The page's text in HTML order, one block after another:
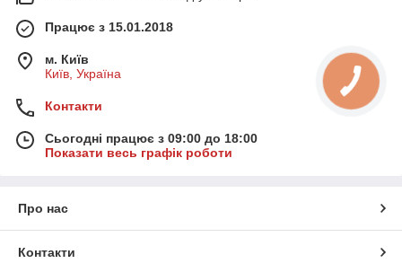
Працює з 15.01.2018
м. Київ
Київ, Україна
Контакти
Сьогодні працює з 09:00 до 18:00
Показати весь графік роботи
Про нас
Контакти